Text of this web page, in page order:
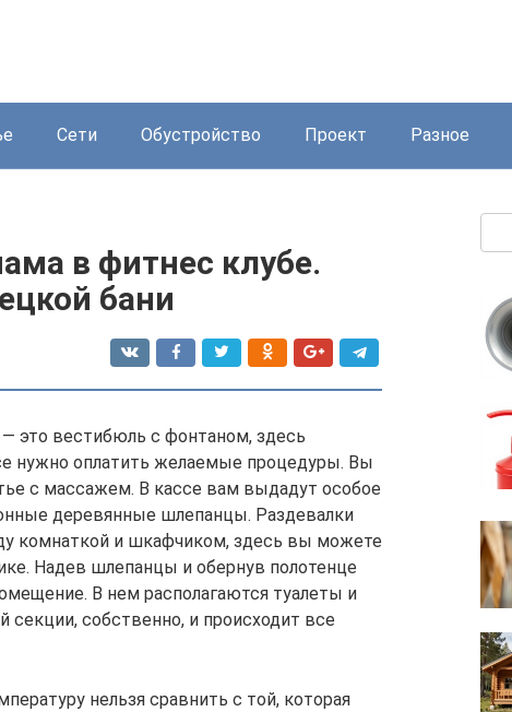
Сети Обустройство Проект Разное
в фитнес клубе.
бани
это вестибюль с фонтаном, здесь
нужно оплатить желаемые процедуры. Вы
с массажем. В кассе вам выдадут особое
деревянные шлепанцы. Раздевалки
комнаткой и шкафчиком, здесь вы можете
Надев шлепанцы и обернув полотенце
В нем располагаются туалеты и
собственно, и происходит все
нельзя сравнить с той, которая